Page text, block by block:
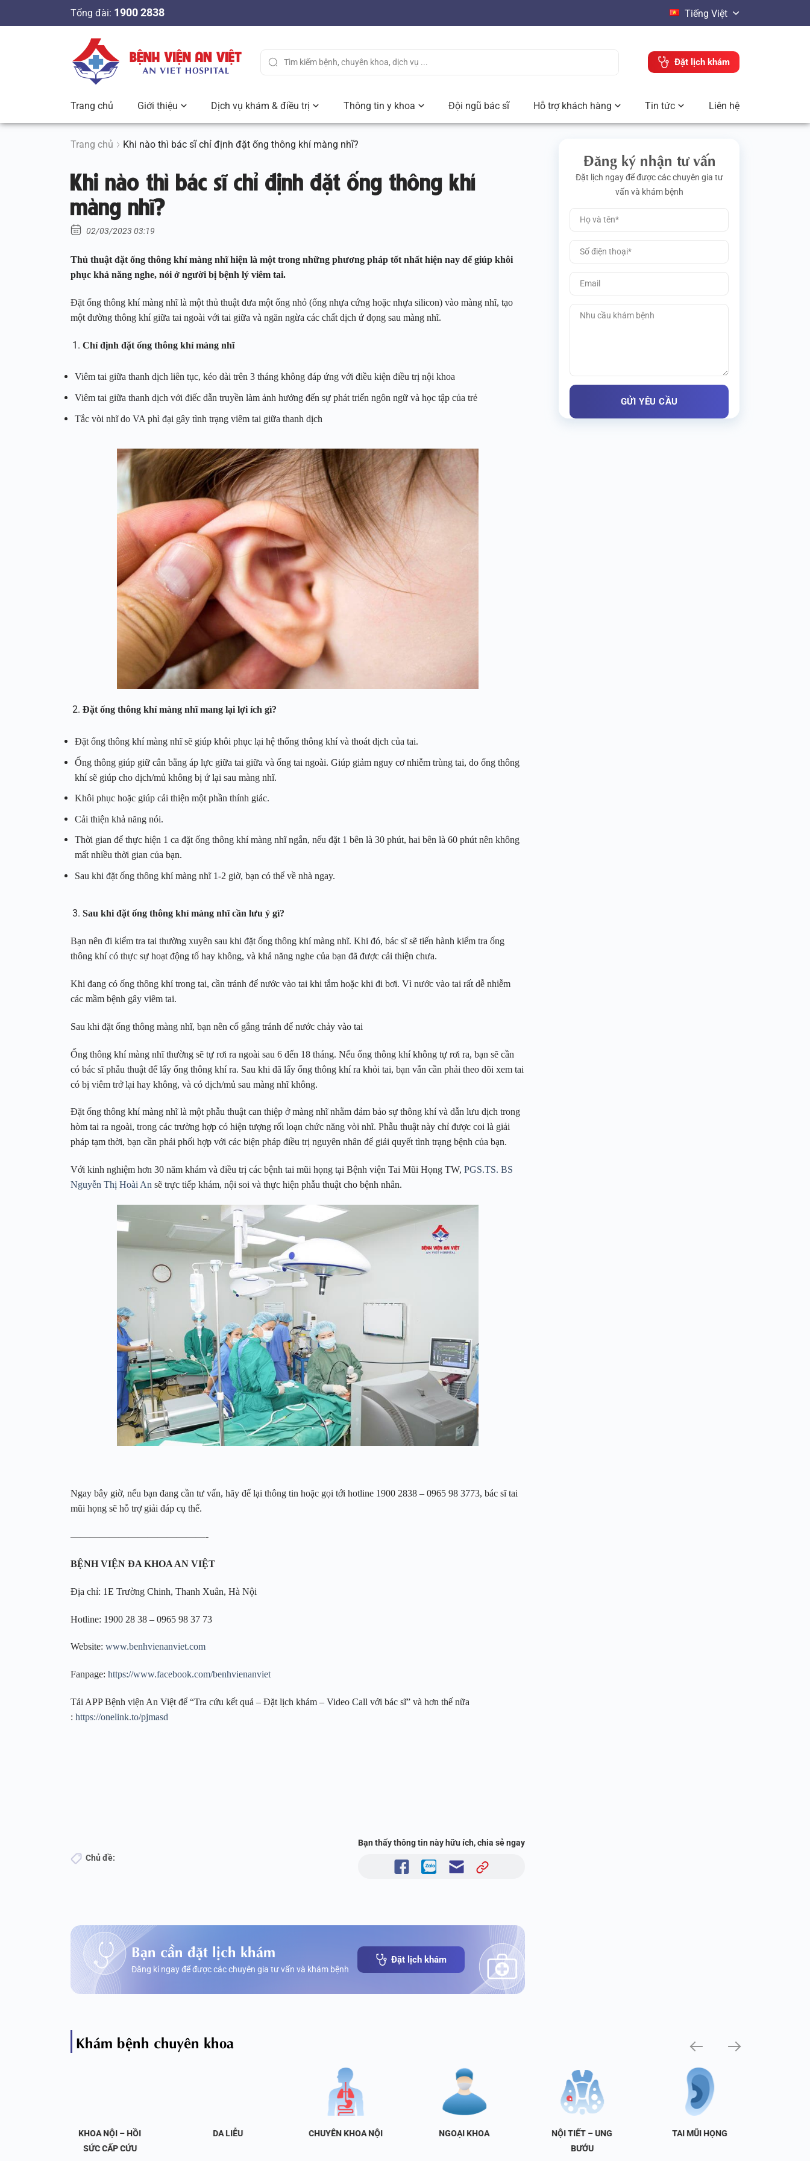
n
Tổng đài: 1900 2838 Tiếng Việt
Đặt lịch khám
Trang chủ Giới thiệu Dịch vụ khám & điều trị Thông tin y khoa Đội ngũ bác sĩ Hỗ trợ khách hàng Tin tức Liên hệ
Trang chủ Khi nào thì bác sĩ chỉ định đặt ống thông khí màng nhĩ?
Khi nào thì bác sĩ chỉ định đặt ống thông khí
màng nhĩ?
02/03/2023 03:19
Thủ thuật đặt ống thông khí màng nhĩ hiện là một trong những phương pháp tốt nhất hiện nay để giúp khôi
phục khả năng nghe, nói ở người bị bệnh lý viêm tai.
Đặt ống thông khí màng nhĩ là một thủ thuật đưa một ống nhỏ (ống nhựa cứng hoặc nhựa silicon) vào màng nhĩ, tạo
một đường thông khí giữa tai ngoài với tai giữa và ngăn ngừa các chất dịch ứ đọng sau màng nhĩ.
Chỉ định đặt ống thông khí màng nhĩ
Viêm tai giữa thanh dịch liên tục, kéo dài trên 3 tháng không đáp ứng với điều kiện điều trị nội khoa
Viêm tai giữa thanh dịch với điếc dẫn truyền làm ảnh hưởng đến sự phát triển ngôn ngữ và học tập của trẻ
Tắc vòi nhĩ do VA phì đại gây tình trạng viêm tai giữa thanh dịch
Đặt ống thông khí màng nhĩ mang lại lợi ích gì?
Đặt ống thông khí màng nhĩ sẽ giúp khôi phục lại hệ thống thông khí và thoát dịch của tai.
Ống thông giúp giữ cân bằng áp lực giữa tai giữa và ống tai ngoài. Giúp giảm nguy cơ nhiễm trùng tai, do ống thông
khí sẽ giúp cho dịch/mủ không bị ứ lại sau màng nhĩ.
Khôi phục hoặc giúp cải thiện một phần thính giác.
Cải thiện khả năng nói.
Thời gian để thực hiện 1 ca đặt ống thông khí màng nhĩ ngắn, nếu đặt 1 bên là 30 phút, hai bên là 60 phút nên không
mất nhiều thời gian của bạn.
Sau khi đặt ống thông khí màng nhĩ 1-2 giờ, bạn có thể về nhà ngay.
Sau khi đặt ống thông khí màng nhĩ cần lưu ý gì?
Bạn nên đi kiểm tra tai thường xuyên sau khi đặt ống thông khí màng nhĩ. Khi đó, bác sĩ sẽ tiến hành kiểm tra ống
thông khí có thực sự hoạt động tố hay không, và khả năng nghe của bạn đã được cải thiện chưa.
Khi đang có ống thông khí trong tai, cần tránh để nước vào tai khi tắm hoặc khi đi bơi. Vì nước vào tai rất dễ nhiễm
các mầm bệnh gây viêm tai.
Sau khi đặt ống thông màng nhĩ, bạn nên cố gắng tránh để nước chảy vào tai
Ống thông khí màng nhĩ thường sẽ tự rơi ra ngoài sau 6 đến 18 tháng. Nếu ống thông khí không tự rơi ra, bạn sẽ cần
có bác sĩ phẫu thuật để lấy ống thông khí ra. Sau khi đã lấy ống thông khí ra khỏi tai, bạn vẫn cần phải theo dõi xem tai
có bị viêm trở lại hay không, và có dịch/mủ sau màng nhĩ không.
Đặt ống thông khí màng nhĩ là một phẫu thuật can thiệp ở màng nhĩ nhằm đảm bảo sự thông khí và dẫn lưu dịch trong
hòm tai ra ngoài, trong các trường hợp có hiện tượng rối loạn chức năng vòi nhĩ. Phẫu thuật này chỉ được coi là giải
pháp tạm thời, bạn cần phải phối hợp với các biện pháp điều trị nguyên nhân để giải quyết tình trạng bệnh của bạn.
Với kinh nghiệm hơn 30 năm khám và điều trị các bệnh tai mũi họng tại Bệnh viện Tai Mũi Họng TW, PGS.TS. BS
Nguyễn Thị Hoài An sẽ trực tiếp khám, nội soi và thực hiện phẫu thuật cho bệnh nhân.
Ngay bây giờ, nếu bạn đang cần tư vấn, hãy để lại thông tin hoặc gọi tới hotline 1900 2838 – 0965 98 3773, bác sĩ tai
mũi họng sẽ hỗ trợ giải đáp cụ thể.
——————————————-
BỆNH VIỆN ĐA KHOA AN VIỆT
Địa chỉ: 1E Trường Chinh, Thanh Xuân, Hà Nội
Hotline: 1900 28 38 – 0965 98 37 73
Website: www.benhvienanviet.com
Fanpage: https://www.facebook.com/benhvienanviet
Tải APP Bệnh viện An Việt để “Tra cứu kết quả – Đặt lịch khám – Video Call với bác sĩ” và hơn thế nữa
: https://onelink.to/pjmasd
Chủ đề:
Bạn thấy thông tin này hữu ích, chia sẻ ngay
Bạn cần đặt lịch khám
Đăng kí ngay để được các chuyên gia tư vấn và khám bệnh
Đặt lịch khám
Đăng ký nhận tư vấn
Đặt lịch ngay để được các chuyên gia tư
vấn và khám bệnh
Khám bệnh chuyên khoa
KHOA NỘI – HỒI
SỨC CẤP CỨU
DA LIỄU CHUYÊN KHOA NỘI NGOẠI KHOA
NỘI TIẾT – UNG
BƯỚU
TAI MŨI HỌNG